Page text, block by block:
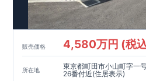
販売価格 4,580万円 (税
所在地
東京都町田市小山町字一
26番付近(住居表示)